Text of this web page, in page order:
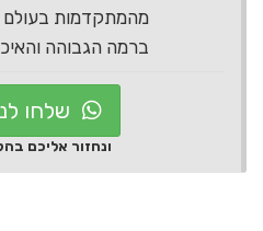
מהמתקדמות בעולם
ברמה הגבוהה
שלחו
ונחזור אליכם